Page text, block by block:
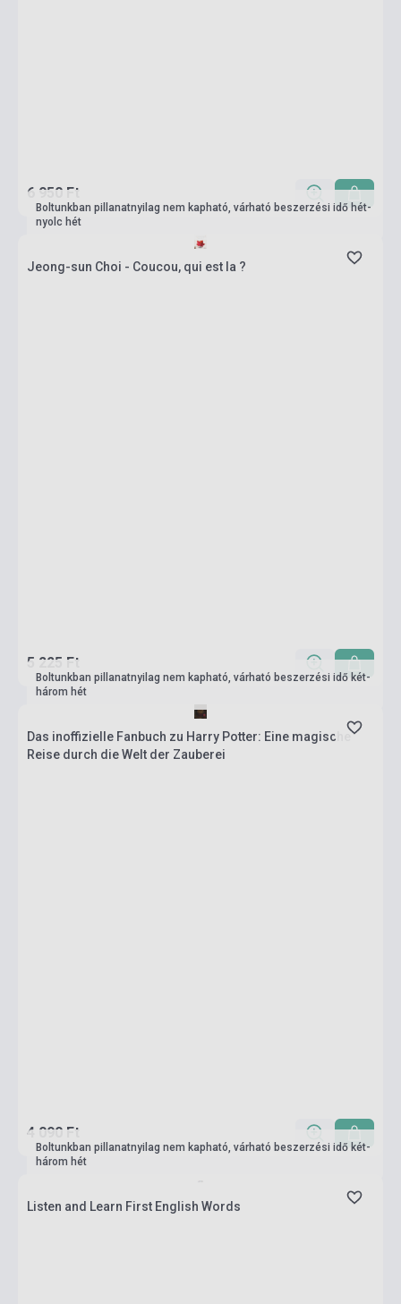
6 950 Ft
Boltunkban pillanatnyilag nem kapható, várható beszerzési idő hét-
nyolc hét
Jeong-sun Choi - Coucou, qui est la ?
5 225 Ft
Boltunkban pillanatnyilag nem kapható, várható beszerzési idő két-
három hét
Das inoffizielle Fanbuch zu Harry Potter: Eine magische
Reise durch die Welt der Zauberei
4 090 Ft
Boltunkban pillanatnyilag nem kapható, várható beszerzési idő két-
három hét
Listen and Learn First English Words